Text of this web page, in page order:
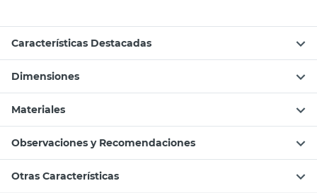
Características Destacadas
Dimensiones
Materiales
Observaciones y Recomendaciones
Otras Características